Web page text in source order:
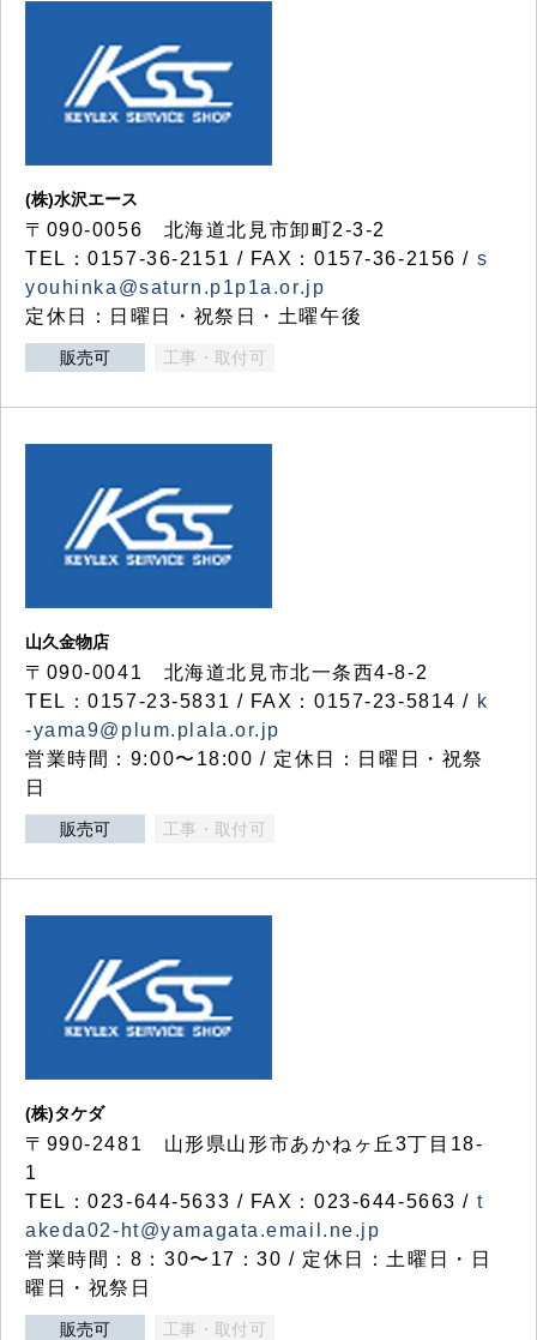
(株)水沢エース
〒090-0056 北海道北見市卸町2-3-2
TEL：0157-36-2151 / FAX：0157-36-2156 / s
youhinka@saturn.p1p1a.or.jp
定休日：日曜日・祝祭日・土曜午後
販売可 工事・取付可
山久金物店
〒090-0041 北海道北見市北一条西4-8-2
TEL：0157-23-5831 / FAX：0157-23-5814 / k
-yama9@plum.plala.or.jp
営業時間：9:00〜18:00 / 定休日：日曜日・祝祭
日
販売可 工事・取付可
(株)タケダ
〒990-2481 山形県山形市あかねヶ丘3丁目18-
1
TEL：023-644-5633 / FAX：023-644-5663 / t
akeda02-ht@yamagata.email.ne.jp
営業時間：8：30〜17：30 / 定休日：土曜日・日
曜日・祝祭日
販売可 工事・取付可